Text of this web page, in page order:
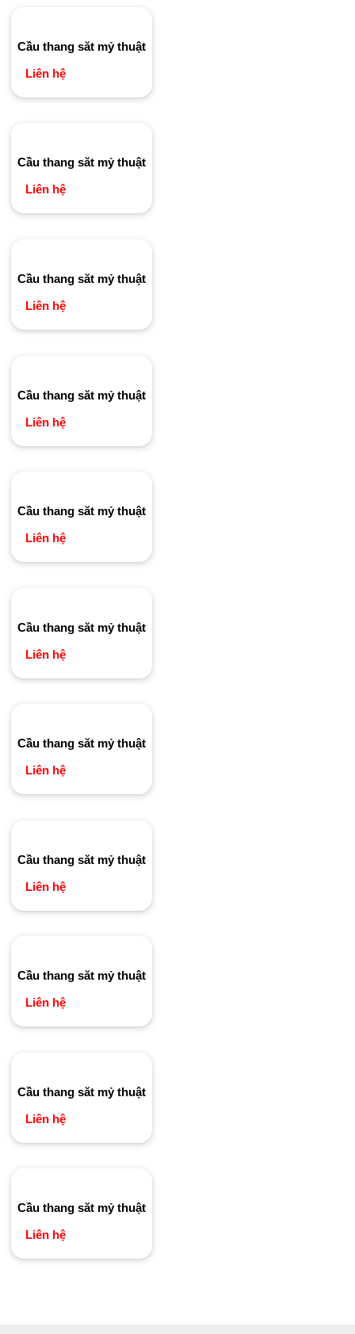
Cầu thang săt mỷ thuật
Liên hệ
Cầu thang săt mỷ thuật
Liên hệ
Cầu thang săt mỷ thuật
Liên hệ
Cầu thang săt mỷ thuật
Liên hệ
Cầu thang săt mỷ thuật
Liên hệ
Cầu thang săt mỷ thuật
Liên hệ
Cầu thang săt mỷ thuật
Liên hệ
Cầu thang săt mỷ thuật
Liên hệ
Cầu thang săt mỷ thuật
Liên hệ
Cầu thang săt mỷ thuật
Liên hệ
Cầu thang săt mỷ thuật
Liên hệ